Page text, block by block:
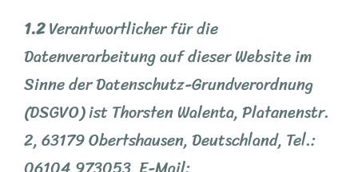
1.2Verantwortlicher für die
Datenverarbeitung auf dieser Website im
Sinne der Datenschutz-Grundverordnung
(DSGVO) ist Thorsten Walenta, Platanenstr.
2, 63179 Obertshausen, Deutschland, Tel.: